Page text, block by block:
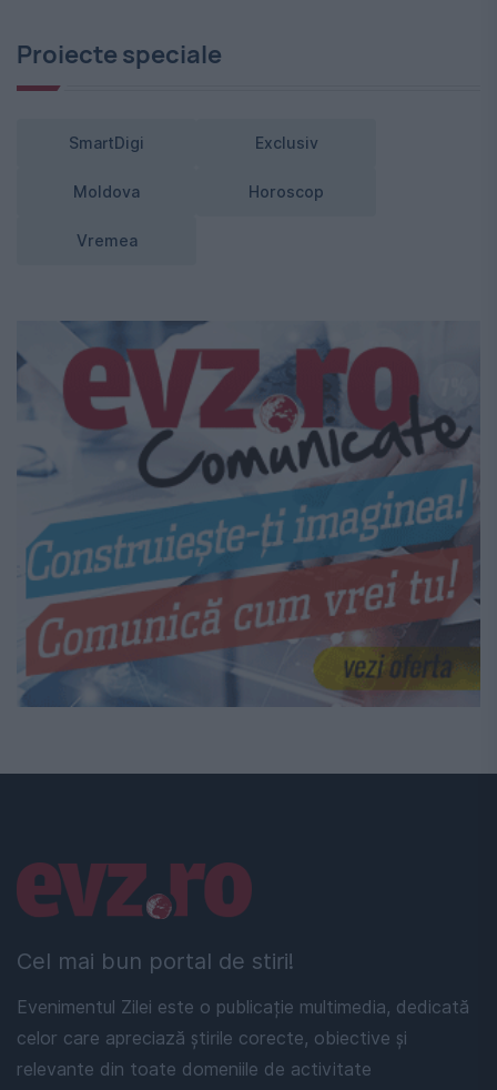
Proiecte speciale
SmartDigi Exclusiv
Moldova Horoscop
Vremea
Cel mai bun portal de stiri!
Evenimentul Zilei este o publicație multimedia, dedicată
celor care apreciază știrile corecte, obiective și
relevante din toate domeniile de activitate
Linkuri utile